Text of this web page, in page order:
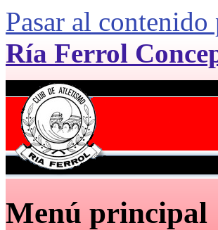
Pasar al
Ría Ferrol
Menú principal